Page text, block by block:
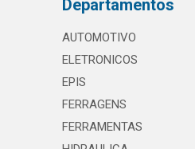
Departamentos
AUTOMOTIVO
ELETRONICOS
EPIS
FERRAGENS
FERRAMENTAS